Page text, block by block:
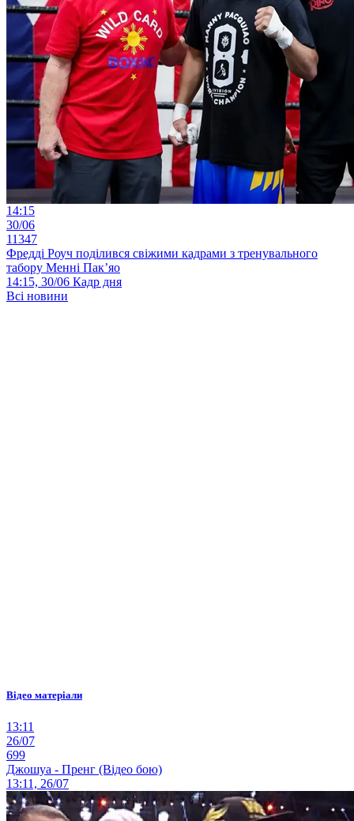
14:15
30/06
11347
Фредді Роуч поділився свіжими кадрами з тренувального
табору Менні Пак’яо
14:15, 30/06 Кадр дня
Всі новини
Відео матеріали
13:11
26/07
699
Джошуа - Пренг (Відео бою)
13:11, 26/07